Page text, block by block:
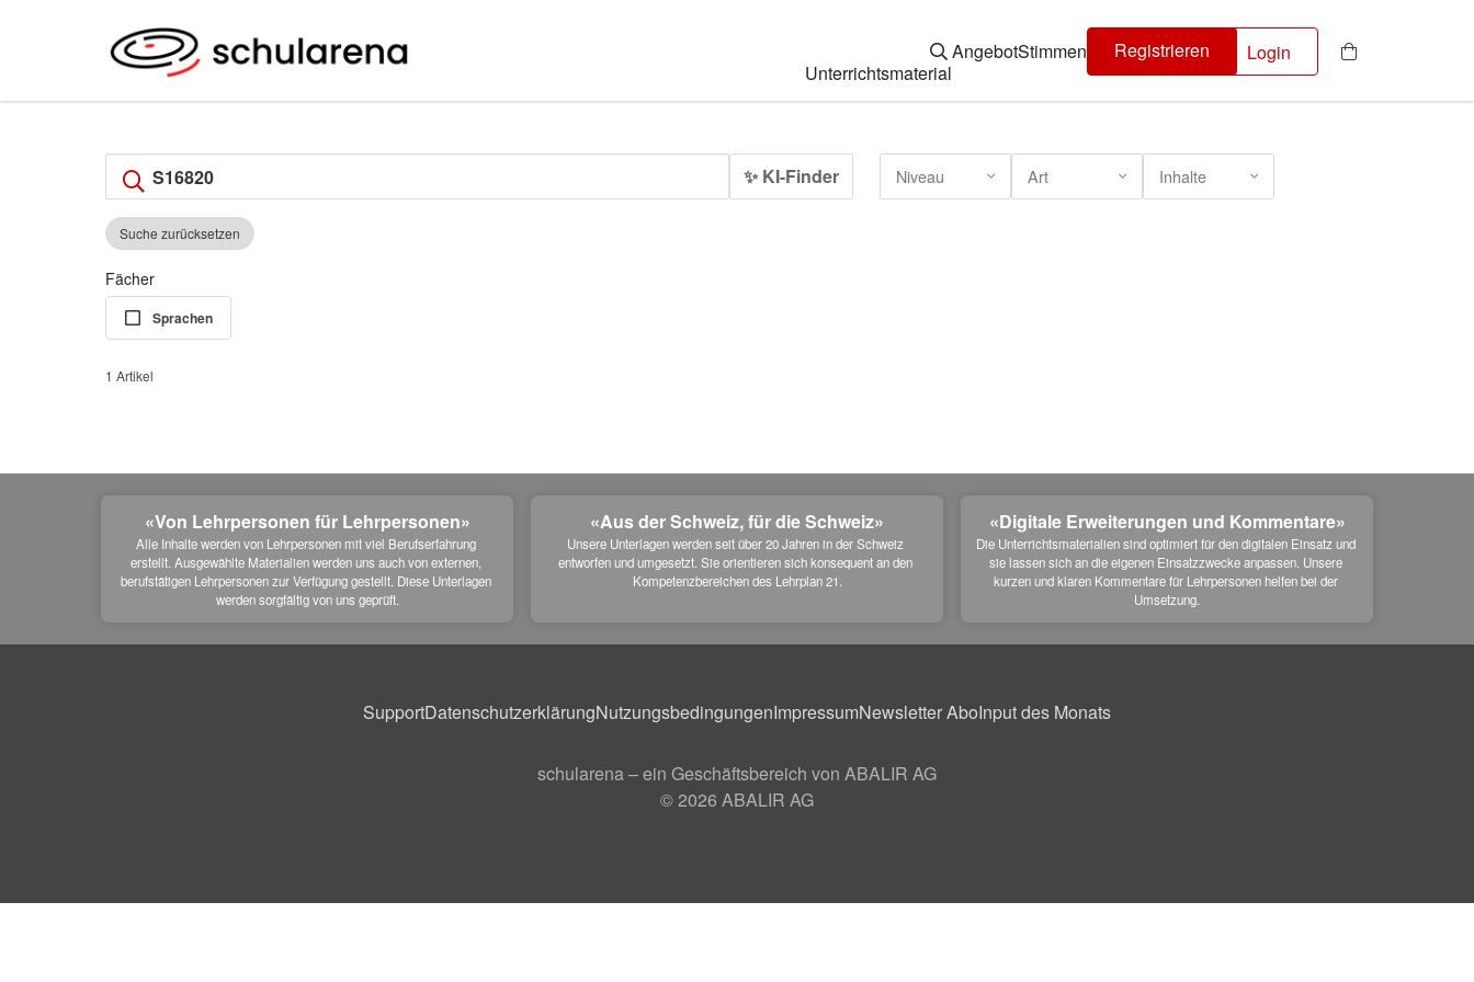
Unterrichtsmaterial
AngebotStimmen Registrieren Login
✨ KI-Finder Niveau Art Inhalte
Suche zurücksetzen
Fächer
Sprachen
1 Artikel
«Von Lehrpersonen für Lehrpersonen»
Alle Inhalte werden von Lehrpersonen mit viel Berufserfahrung
erstellt. Ausgewählte Materialien werden uns auch von externen,
berufstätigen Lehrpersonen zur Verfügung gestellt. Diese Unterlagen
werden sorgfältig von uns geprüft.
«Aus der Schweiz, für die Schweiz»
Unsere Unterlagen werden seit über 20 Jahren in der Schweiz
entworfen und umgesetzt. Sie orientieren sich konsequent an den
Kompetenzbereichen des Lehrplan 21.
«Digitale Erweiterungen und Kommentare»
Die Unterrichtsmaterialien sind optimiert für den digitalen Einsatz und
sie lassen sich an die eigenen Einsatzzwecke anpassen. Unsere
kurzen und klaren Kommentare für Lehrpersonen helfen bei der
Umsetzung.
SupportDatenschutzerklärungNutzungsbedingungenImpressumNewsletter AboInput des Monats
schularena – ein Geschäftsbereich von ABALIR AG
© 2026 ABALIR AG